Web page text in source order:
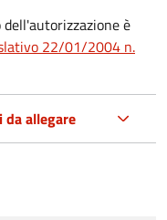
è
22/01/2004 n.
allegare